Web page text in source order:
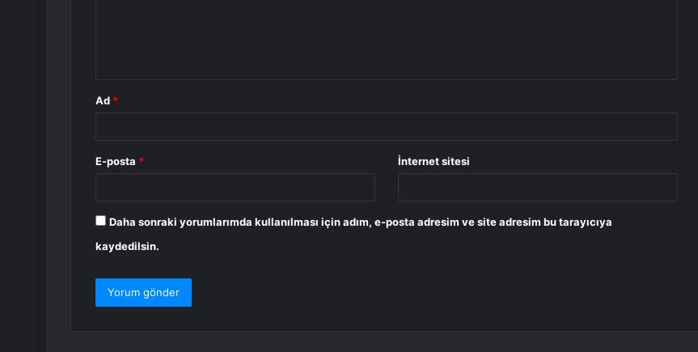
Ad *
E-posta * İnternet sitesi
Daha sonraki yorumlarımda kullanılması için adım, e-posta adresim ve site adresim bu tarayıcıya
kaydedilsin.